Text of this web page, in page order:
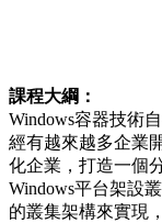
課程大綱：
Windows容器技術
經有越來越多企業
化企業，打造一個
Windows平台架設
的叢集架構來實現